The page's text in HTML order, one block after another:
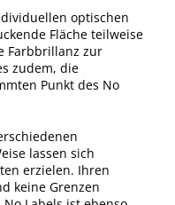
optischen
Fläche teilweise
Farbbrillanz zur
zudem, die
Punkt des No
lassen sich
erzielen. Ihren
keine Grenzen